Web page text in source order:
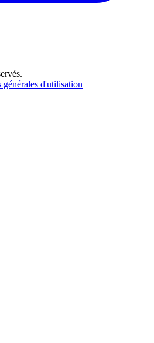
d'utilisation